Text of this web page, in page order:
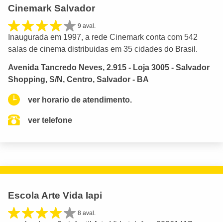
Cinemark Salvador
9 aval.
Inaugurada em 1997, a rede Cinemark conta com 542
salas de cinema distribuidas em 35 cidades do Brasil.
Avenida Tancredo Neves, 2.915 - Loja 3005 - Salvador
Shopping, S/N, Centro, Salvador - BA
ver horario de atendimento.
ver telefone
Escola Arte Vida Iapi
8 aval.